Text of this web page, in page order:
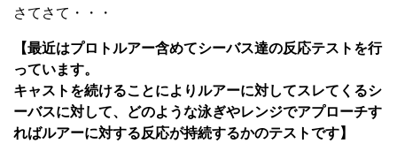
さてさて・・・
【最近はプロトルアー含めてシーバス達の反応テストを行
っています。
キャストを続けることによりルアーに対してスレてくるシ
ーバスに対して、どのような泳ぎやレンジでアプローチす
ればルアーに対する反応が持続するかのテストです】